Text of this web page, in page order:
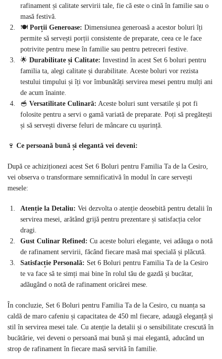
rafinament și calitate servirii tale, fie că este o cină în familie sau o
masă festivă.
🍽️ Porții Generoase: Dimensiunea generoasă a acestor boluri îți
permite să servești porții consistente de preparate, ceea ce le face
potrivite pentru mese în familie sau pentru petreceri festive.
🌟 Durabilitate și Calitate: Investind în acest Set 6 boluri pentru
familia ta, alegi calitate și durabilitate. Aceste boluri vor rezista
testului timpului și îți vor îmbunătăți servirea mesei pentru mulți ani
de acum înainte.
🥣 Versatilitate Culinară: Aceste boluri sunt versatile și pot fi
folosite pentru a servi o gamă variată de preparate. Poți să pregătești
și să servești diverse feluri de mâncare cu ușurință.
🍷 Ce persoană bună și elegantă vei deveni:
După ce achiziționezi acest Set 6 Boluri pentru Familia Ta de la Cesiro,
vei observa o transformare semnificativă în modul în care servești
mesele:
Atenție la Detaliu: Vei dezvolta o atenție deosebită pentru detalii în
servirea mesei, arătând grijă pentru prezentare și satisfacția celor
dragi.
Gust Culinar Refined: Cu aceste boluri elegante, vei adăuga o notă
de rafinament servirii, făcând fiecare masă mai specială și plăcută.
Satisfacție Personală: Set 6 Boluri pentru Familia Ta de la Cesiro
te va face să te simți mai bine în rolul tău de gazdă și bucătar,
adăugând o notă de rafinament oricărei mese.
În concluzie, Set 6 Boluri pentru Familia Ta de la Cesiro, cu nuanța sa
caldă de maro cafeniu și capacitatea de 450 ml fiecare, adaugă eleganță și
stil în servirea mesei tale. Cu atenție la detalii și o sensibilitate crescută în
bucătărie, vei deveni o persoană mai bună și mai elegantă, aducând un
strop de rafinament în fiecare masă servită în familie.